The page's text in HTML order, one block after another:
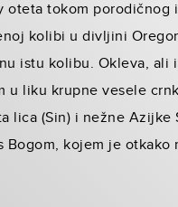
oteta tokom
kolibi u divljini
istu kolibu. Okleva, ali
u liku krupne vesele
lica (Sin) i nežne
Bogom, kojem je